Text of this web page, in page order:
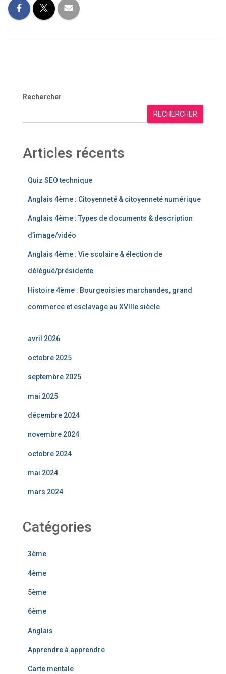
Rechercher
RECHERCHER
Articles récents
Quiz SEO technique
Anglais 4ème : Citoyenneté & citoyenneté numérique
Anglais 4ème : Types de documents & description
d’image/vidéo
Anglais 4ème : Vie scolaire & élection de
délégué/présidente
Histoire 4ème : Bourgeoisies marchandes, grand
commerce et esclavage au XVIIIe siècle
avril 2026
octobre 2025
septembre 2025
mai 2025
décembre 2024
novembre 2024
octobre 2024
mai 2024
mars 2024
Catégories
3ème
4ème
5ème
6ème
Anglais
Apprendre à apprendre
Carte mentale